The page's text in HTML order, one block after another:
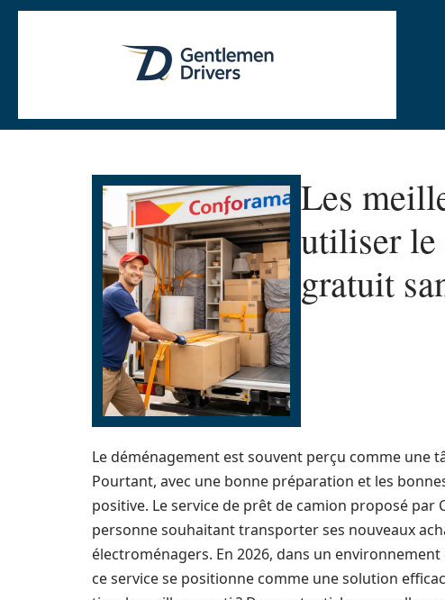
Les
utiliser le
gratuit
Le déménagement est souvent perçu comme une
Pourtant, avec une bonne préparation et les
positive. Le service de prêt de camion proposé
personne souhaitant transporter ses nouveaux
électroménagers. En 2026, dans un
ce service se positionne comme une solution